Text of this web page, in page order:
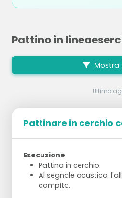
Pattino in
Mostra
Ultimo
Pattinare in cerchio
Esecuzione
Pattina in cerchio.
Al segnale acustico,
compito.